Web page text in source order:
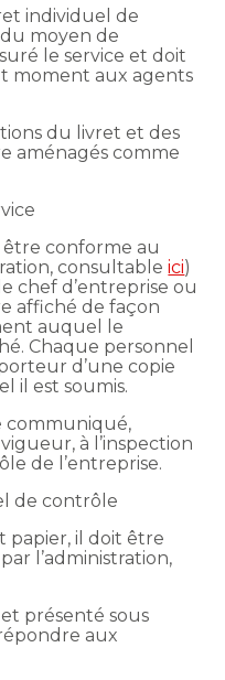
individuel de
moyen de
le service et doit
moment aux agents
du livret et des
aménagés comme
être conforme au
consultableici)
chef d’entreprise ou
affiché de façon
auquel le
Chaque personnel
d’une copie
il est soumis.
communiqué,
à l’inspection
de l’entreprise.
de contrôle
papier, il doit être
l’administration,
présenté sous
aux